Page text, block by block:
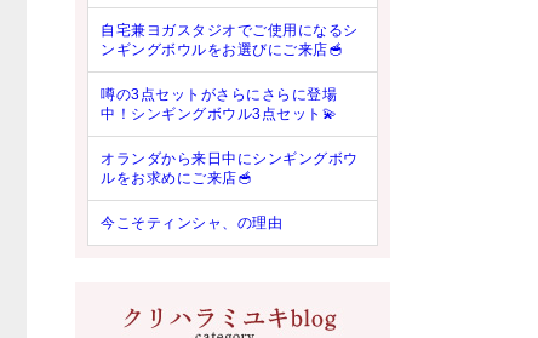
自宅兼ヨガスタジオでご使用になるシ
ンギングボウルをお選びにご来店🥣
噂の3点セットがさらにさらに登場
中！シンギングボウル3点セット💫
オランダから来日中にシンギングボウ
ルをお求めにご来店🥣
今こそティンシャ、の理由